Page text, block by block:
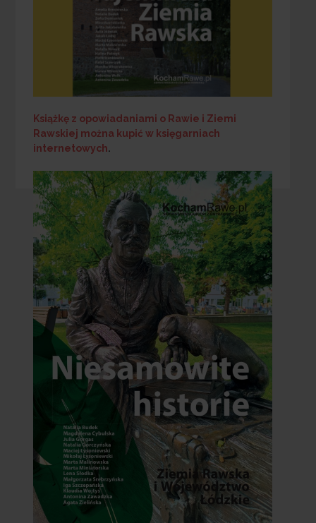
Książkę z opowiadaniami o Rawie i Ziemi
Rawskiej można kupić w księgarniach
internetowych.